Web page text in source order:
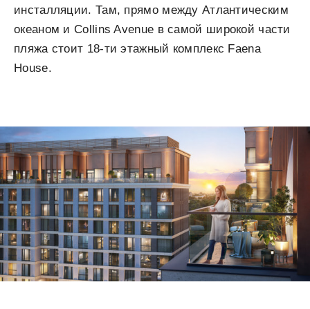
инсталляции. Там, прямо между Атлантическим
океаном и Collins Avenue в самой широкой части
пляжа стоит 18-ти этажный комплекс Faena
House.